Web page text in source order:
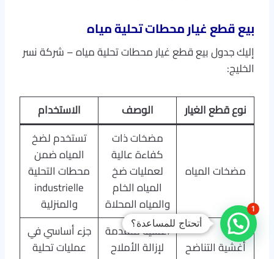
بيع قطع غيار محطات تحلية مياه
إليك جدول بيع قطع غيار محطات تحلية مياه – شركة نسر
الخليج:
نوع قطع الغيار الوصف الاستخدام
مضخات المياه
مضخات ذات
كفاءة عالية
لعمليات ضخ
المياه الخام
والمياه المحلاة
تستخدم لضخ
المياه ضمن
محطات التحلية
industrielle
والمنزلية
أغشية التناضح
أغشية متقدمة
لإزالة الأملاح
جزء أساسي في
عمليات تحلية
أتحتاج للمساعدة؟
1